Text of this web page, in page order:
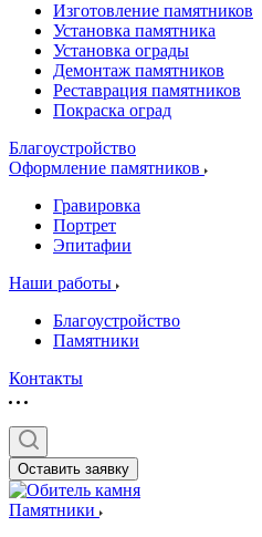
Изготовление памятников
Установка памятника
Установка ограды
Демонтаж памятников
Реставрация памятников
Покраска оград
Благоустройство
Оформление памятников
Гравировка
Портрет
Эпитафии
Наши работы
Благоустройство
Памятники
Контакты
Оставить заявку
Памятники